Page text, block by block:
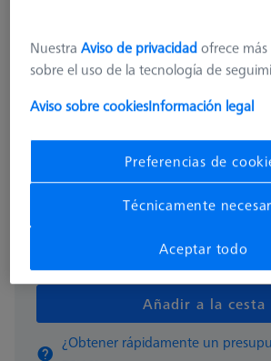
Objeto de calibración
604004-8259-000
980,80 € más el IVA
Hecho a medida
Añadir a la cesta
¿Obtener rápidamente un
NuestraAviso de privacidadofrece
sobre el uso de la tecnología de
Aviso sobre cookiesInformación legal
Preferencias de
Técnicamente
Aceptar todo